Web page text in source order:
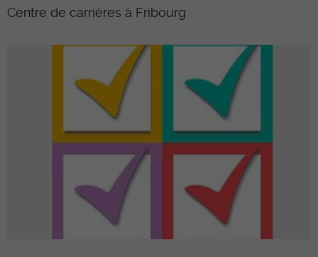
Centre de carrières à Fribourg